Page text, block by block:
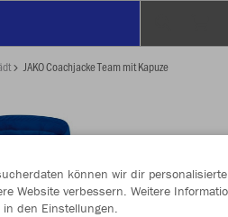
JAKO Coachjacke Team mit Kapuze
können wir dir personalisierte
Website verbessern. Weitere
den Einstellungen.